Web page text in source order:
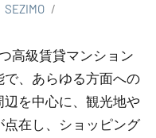
SEZIMO
高級賃貸マンション
、あらゆる方面への
を中心に、観光地や
在し、ショッピング